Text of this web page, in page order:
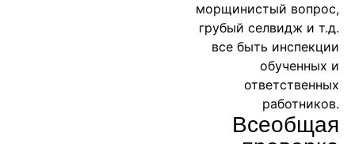
морщинистый вопрос,
грубый селвидж и т.д.
все быть инспекции
обученных и
ответственных
работников.
Всеобщая